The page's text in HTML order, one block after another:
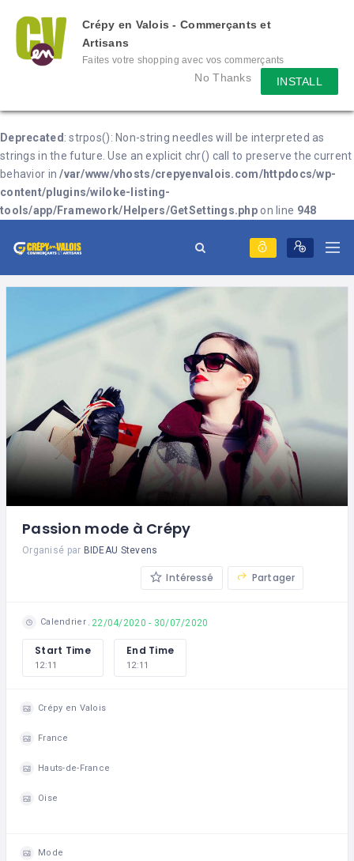
Crépy en Valois - Commerçants et
Artisans
Faites votre shopping avec vos commerçants
locaux depuis votre mobile, échangez des
messages avec eux, consultez le évènement
No Thanks INSTALL
Deprecated : strpos(): Non-string needles will be interpreted as
strings in the future. Use an explicit chr() call to preserve the current
behavior in/var/www/vhosts/crepyenvalois.com/httpdocs/wp-
content/plugins/wiloke-listing-
tools/app/Framework/Helpers/GetSettings.php on line 948
Passion mode à Crépy
Organisé par BIDEAU Stevens
Intéressé Partager
Calendrier 22/04/2020 - 30/07/2020
Start Time
12:11
End Time
12:11
Crépy en Valois
France
Hauts-de-France
Oise
Mode